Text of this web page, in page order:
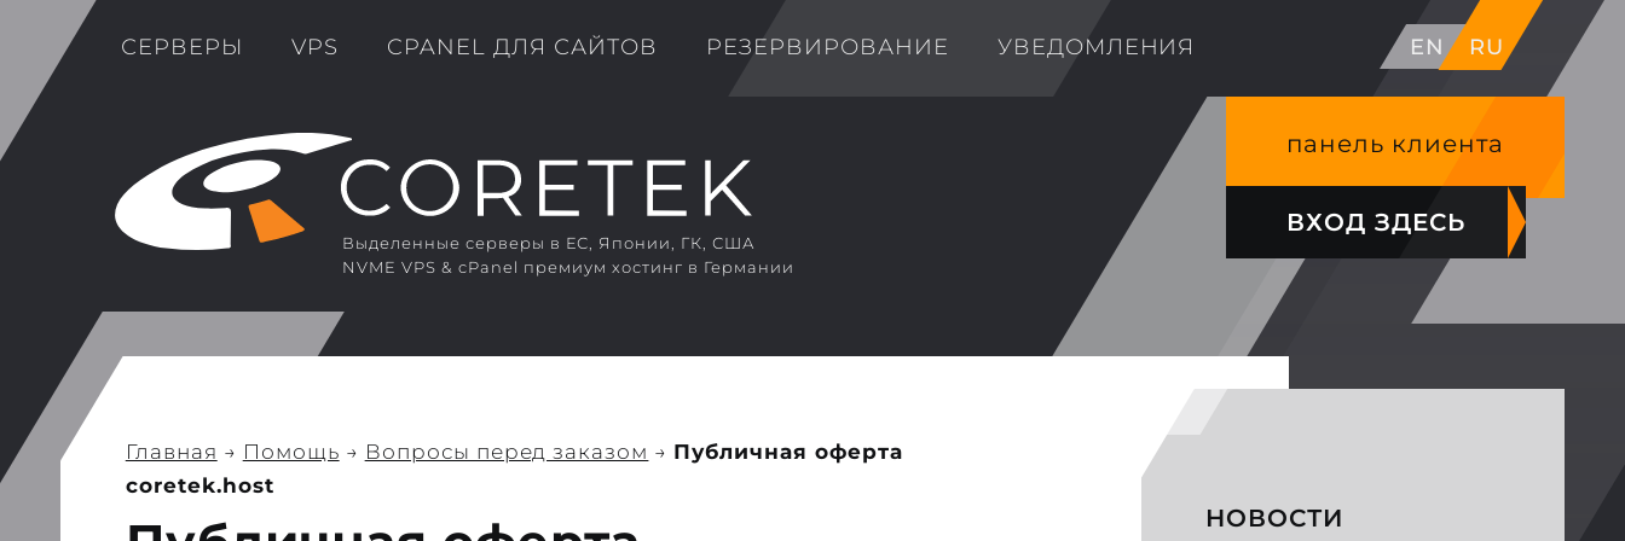
СЕРВЕРЫ VPS CPANEL ДЛЯ САЙТОВ РЕЗЕРВИРОВАНИЕ УВЕДОМЛЕНИЯ EN RU
Выделенные серверы в ЕС, Японии, ГК, США
NVME VPS & cPanel премиум хостинг в Германии
панель клиента
ВХОД ЗДЕСЬ
Главная → Помощь → Вопросы перед заказом → Публичная оферта
coretek.host
НОВОСТИ